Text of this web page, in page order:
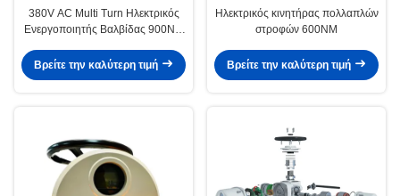
380V AC Multi Turn Ηλεκτρικός
Ενεργοποιητής Βαλβίδας 900NM
Βρείτε την καλύτερη τιμή
Ηλεκτρικός κινητήρας πολλαπλών
στροφών 600NM
Βρείτε την καλύτερη τιμή